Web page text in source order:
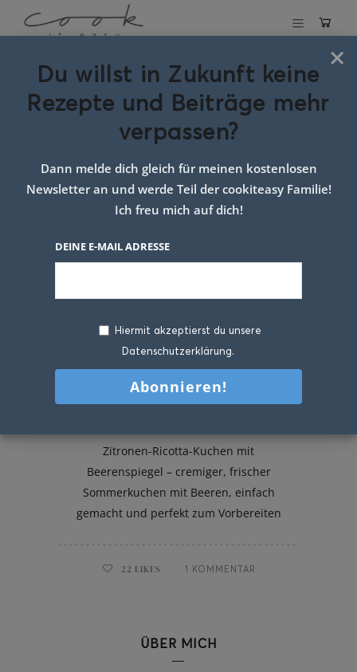
Schlagwort:
zitronen kuchen
sommer
Zitronen-Ricotta-Kuchen mit
Beerenspiegel – cremiger, frischer
Sommerkuchen mit Beeren, einfach
gemacht und perfekt zum Vorbereiten
22 LIKES 1 KOMMENTAR
ÜBER MICH
×
Du willst in Zukunft keine
Rezepte und Beiträge mehr
verpassen?
Dann melde dich gleich für meinen kostenlosen
Newsletter an und werde Teil der cookiteasy Familie!
Ich freu mich auf dich!
DEINE E-MAIL ADRESSE
Hiermit akzeptierst du unsere
Datenschutzerklärung.